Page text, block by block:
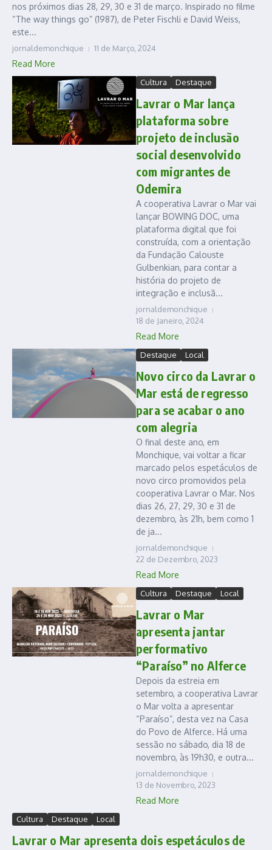
nos próximos dias 28, 29, 30 e 31 de março. Inspirado no filme
“The way things go” (1987), de Peter Fischli e David Weiss,
este...
jornaldemonchique 11 de Março, 2024
Read More
Cultura Destaque
Lavrar o Mar lança
plataforma sobre
projeto de inclusão
social desenvolvido
com migrantes de
Odemira
A cooperativa Lavrar o Mar vai
lançar BOWING DOC, uma
plataforma digital que foi
construída, com a orientação
da Fundação Calouste
Gulbenkian, para contar a
história do projeto de
integração e inclusã...
jornaldemonchique
18 de Janeiro, 2024
Read More
Destaque Local
Novo circo da Lavrar o
Mar está de regresso
para se acabar o ano
com alegria
O final deste ano, em
Monchique, vai voltar a ficar
marcado pelos espetáculos de
novo circo promovidos pela
cooperativa Lavrar o Mar. Nos
dias 26, 27, 29, 30 e 31 de
dezembro, às 21h, bem como 1
de ja...
jornaldemonchique
22 de Dezembro, 2023
Read More
Cultura Destaque Local
Lavrar o Mar
apresenta jantar
performativo
“Paraíso” no Alferce
Depois da estreia em
setembro, a cooperativa Lavrar
o Mar volta a apresentar
“Paraíso”, desta vez na Casa
do Povo de Alferce. Há uma
sessão no sábado, dia 18 de
novembro, às 19h30, e outra...
jornaldemonchique
13 de Novembro, 2023
Read More
Cultura Destaque Local
Lavrar o Mar apresenta dois espetáculos de